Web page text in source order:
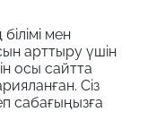
мен
арттыру үшін
осы сайтта
Сіз
сабағыңызға